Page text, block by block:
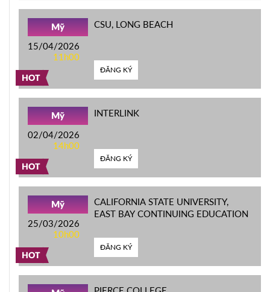
HOT
Mỹ
15/04/2026
11h00
CSU, LONG BEACH
ĐĂNG KÝ
HOT
Mỹ
02/04/2026
14h00
INTERLINK
ĐĂNG KÝ
HOT
Mỹ
25/03/2026
10h00
CALIFORNIA STATE UNIVERSITY,
EAST BAY CONTINUING EDUCATION
ĐĂNG KÝ